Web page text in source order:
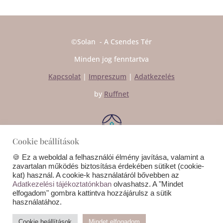
©Solan - A Csendes Tér
Minden jog fenntartva
Kapcsolat| Impreszum | Adatkezelés
by Ruffnet
Kapcsolat
Molnár Móni +36 30 221 3179
Cookie beállítások
🍪 Ez a weboldal a felhasználói élmény javítása, valamint a
zavartalan működés biztosítása érdekében sütiket (cookie-
kat) használ. A cookie-k használatáról bővebben az
Adatkezelési tájékoztatónkban olvashatsz. A "Mindet
elfogadom" gombra kattintva hozzájárulsz a sütik
használatához.